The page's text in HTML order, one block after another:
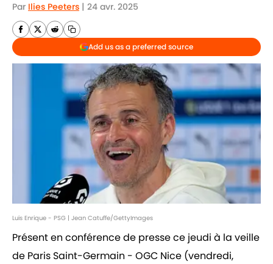
Par Ilies Peeters | 24 avr. 2025
Add us as a preferred source
Luis Enrique - PSG | Jean Catuffe/GettyImages
Présent en conférence de presse ce jeudi à la veille
de Paris Saint-Germain - OGC Nice (vendredi,